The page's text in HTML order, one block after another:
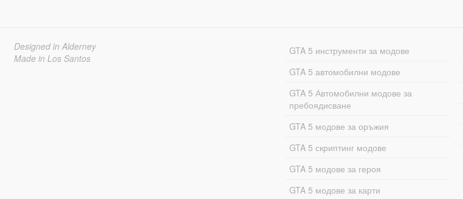
Designed in Alderney
Made in Los Santos
GTA 5 инструменти за модове
GTA 5 автомобилни модове
GTA 5 Автомобилни модове за
пребоядисване
GTA 5 модове за оръжия
GTA 5 скриптинг модове
GTA 5 модове за героя
GTA 5 модове за карти